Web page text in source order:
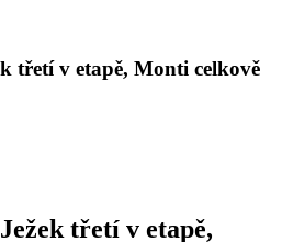
třetí v etapě, Monti celkově
třetí v etapě,